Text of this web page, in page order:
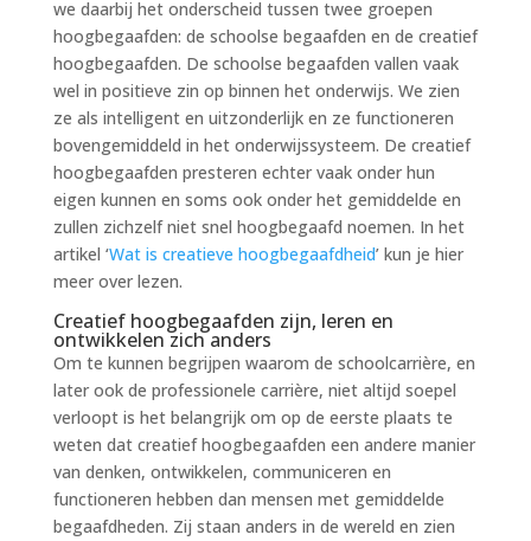
we daarbij het onderscheid tussen twee groepen
hoogbegaafden: de schoolse begaafden en de creatief
hoogbegaafden. De schoolse begaafden vallen vaak
wel in positieve zin op binnen het onderwijs. We zien
ze als intelligent en uitzonderlijk en ze functioneren
bovengemiddeld in het onderwijssysteem. De creatief
hoogbegaafden presteren echter vaak onder hun
eigen kunnen en soms ook onder het gemiddelde en
zullen zichzelf niet snel hoogbegaafd noemen. In het
artikel ‘Wat is creatieve hoogbegaafdheid’ kun je hier
meer over lezen.
Creatief hoogbegaafden zijn, leren en
ontwikkelen zich anders
Om te kunnen begrijpen waarom de schoolcarrière, en
later ook de professionele carrière, niet altijd soepel
verloopt is het belangrijk om op de eerste plaats te
weten dat creatief hoogbegaafden een andere manier
van denken, ontwikkelen, communiceren en
functioneren hebben dan mensen met gemiddelde
begaafdheden. Zij staan anders in de wereld en zien